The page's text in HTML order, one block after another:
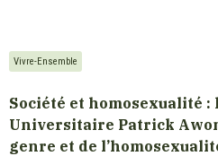
Vivre-Ensemble
Société et homosexualité :
Universitaire Patrick
genre et de